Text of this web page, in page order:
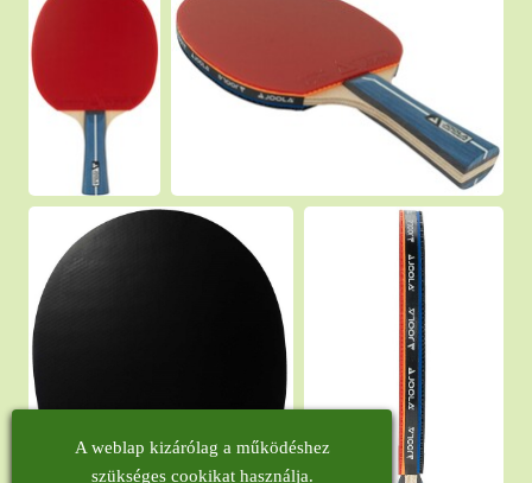
A weblap kizárólag a működéshez
szükséges cookikat használja.